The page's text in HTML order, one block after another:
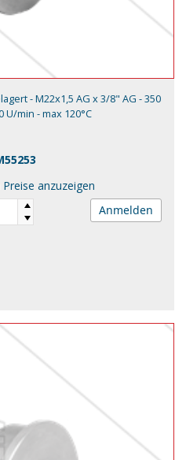
- M22x1,5 AG x 3/8" AG - 350
U/min - max 120°C
anzuzeigen
Anmelden